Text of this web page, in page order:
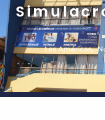
Las Américas,